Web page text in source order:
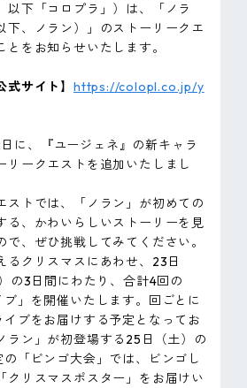
以下「コロプラ」）は、「ノラ
、ノラン）」のストーリークエ
とをお知らせいたします。
式サイト】https://colopl.co.jp/y
に、『ユージェネ』の新キャラ
リークエストを追加いたしまし
ストでは、「ノラン」が初めての
る、かわいらしいストーリーを見
で、ぜひ挑戦してみてください。
るクリスマスにあわせ、23日
の3日間にわたり、合計4回の
ブ」を開催いたします。回ごとに
ブをお届けする予定となってお
ラン」が初登場する25日（土）の
「ビンゴ大会」では、ビンゴし
クリスマスポスター」をお届けい